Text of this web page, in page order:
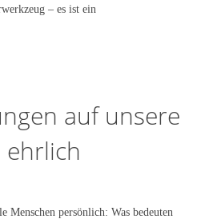
– es ist ein
auf unsere
ehrlich
Menschen persönlich: Was bedeuten